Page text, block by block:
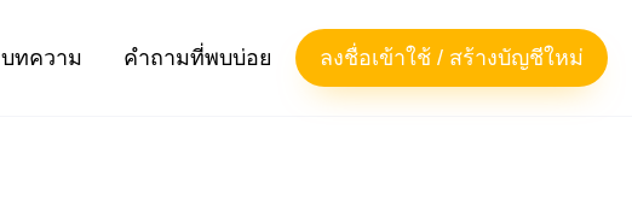
บทความ คำถามที่พบบ่อย ลงชื่อเข้าใช้ / สร้างบัญชีใหม่